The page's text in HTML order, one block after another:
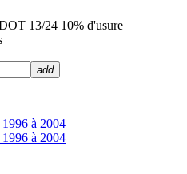
13/24 10% d'usure
add